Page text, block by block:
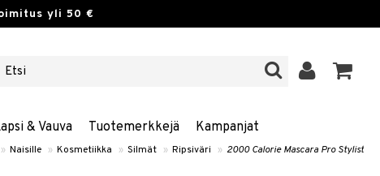
yli 50 €
& Vauva Tuotemerkkejä Kampanjat
» Naisille » Kosmetiikka » Silmät » Ripsiväri » 2000 Calorie Mascara Pro Stylist